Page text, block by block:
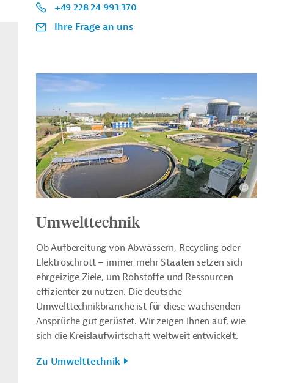
+49 228 24 993 370
Ihre Frage an uns
Umwelttechnik
Ob Aufbereitung von Abwässern, Recycling oder
Elektroschrott – immer mehr Staaten setzen sich
ehrgeizige Ziele, um Rohstoffe und Ressourcen
effizienter zu nutzen. Die deutsche
Umwelttechnikbranche ist für diese wachsenden
Ansprüche gut gerüstet. Wir zeigen Ihnen auf, wie
sich die Kreislaufwirtschaft weltweit entwickelt.
Zu Umwelttechnik